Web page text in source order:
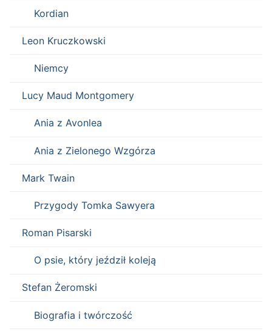
Kordian
Leon Kruczkowski
Niemcy
Lucy Maud Montgomery
Ania z Avonlea
Ania z Zielonego Wzgórza
Mark Twain
Przygody Tomka Sawyera
Roman Pisarski
O psie, który jeździł koleją
Stefan Żeromski
Biografia i twórczość